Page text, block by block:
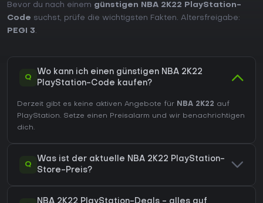
Bevor du nach einem günstigen NBA 2K22 PlayStation-
Code suchst, prüfe die wichtigsten Fakten. Altersfreigabe:
PEGI 3.
Q
Wo kann ich einen günstigen NBA 2K22
PlayStation-Code kaufen?
Derzeit gibt es keine aktiven Angebote für NBA 2K22 auf
PlayStation. Setze einen Preisalarm und wir benachrichtigen
dich.
Q
Was ist der aktuelle NBA 2K22 PlayStation-
Store-Preis?